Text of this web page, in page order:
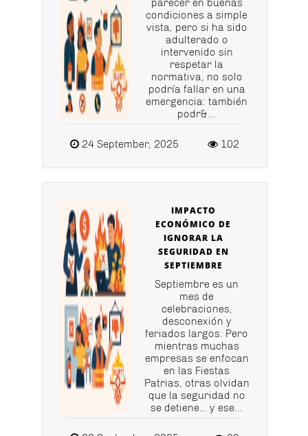
parecer en buenas
condiciones a simple
vista, pero si ha sido
adulterado o
intervenido sin
respetar la
normativa, no solo
podría fallar en una
emergencia: también
podr&...
24 September, 2025 102
IMPACTO
ECONÓMICO DE
IGNORAR LA
SEGURIDAD EN
SEPTIEMBRE
Septiembre es un
mes de
celebraciones,
desconexión y
feriados largos. Pero
mientras muchas
empresas se enfocan
en las Fiestas
Patrias, otras olvidan
que la seguridad no
se detiene… y ese...